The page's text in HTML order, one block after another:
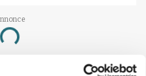
Loading...